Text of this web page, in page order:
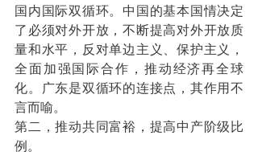
国内国际双循环。中国的基本国情决定
了必须对外开放，不断提高对外开放质
量和水平，反对单边主义、保护主义，
全面加强国际合作，推动经济再全球
化。广东是双循环的连接点，其作用不
言而喻。
第二，推动共同富裕，提高中产阶级比
例。